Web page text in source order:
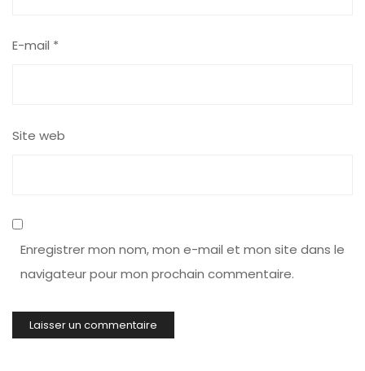
E-mail *
Site web
Enregistrer mon nom, mon e-mail et mon site dans le
navigateur pour mon prochain commentaire.